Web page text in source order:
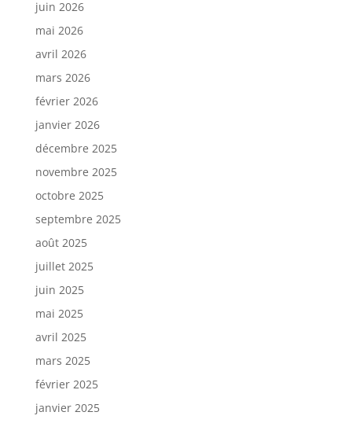
juin 2026
mai 2026
avril 2026
mars 2026
février 2026
janvier 2026
décembre 2025
novembre 2025
octobre 2025
septembre 2025
août 2025
juillet 2025
juin 2025
mai 2025
avril 2025
mars 2025
février 2025
janvier 2025